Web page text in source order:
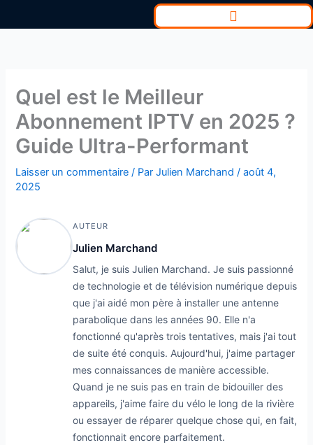
Quel est le Meilleur
Abonnement IPTV en 2025 ?
Guide Ultra-Performant
Laisser un commentaire / ParJulien Marchand/août 4,
2025
AUTEUR
Julien Marchand
Salut, je suis Julien Marchand. Je suis passionné
de technologie et de télévision numérique depuis
que j'ai aidé mon père à installer une antenne
parabolique dans les années 90. Elle n'a
fonctionné qu'après trois tentatives, mais j'ai tout
de suite été conquis. Aujourd'hui, j'aime partager
mes connaissances de manière accessible.
Quand je ne suis pas en train de bidouiller des
appareils, j'aime faire du vélo le long de la rivière
ou essayer de réparer quelque chose qui, en fait,
fonctionnait encore parfaitement.